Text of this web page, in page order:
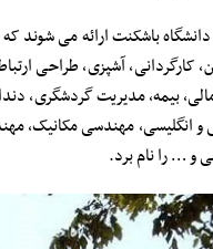
باشکنت ارائه می شوند
کارگردانی، آشپزی، طراحی
بیمه، مدیریت گردشگری،
و انگلیسی، مهندسی مکانیک،
و … را نام برد.